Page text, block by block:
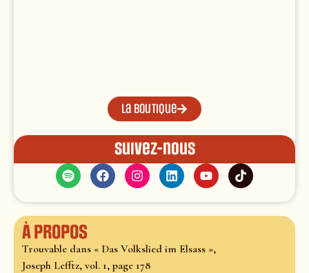
La boutique
Suivez-nous
À propos
Trouvable dans « Das Volkslied im Elsass »,
Joseph Lefftz, vol. 1, page 178